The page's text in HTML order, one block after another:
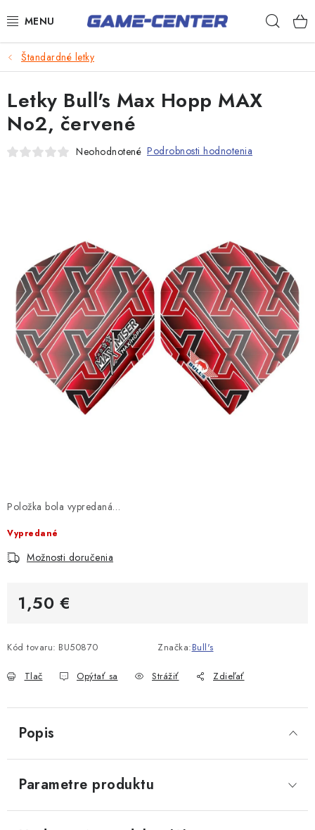
na
Šípky
Poker
Stolný futbal
Kontakty
Štandardné letky
Položka bola vypredaná…
Vypredané
Možnosti doručenia
1,50 €
Kód tovaru: BU50870 Značka:Bull's
Tlač Opýtať sa Strážiť Zdieľať
Letky Bull's Max Hopp MAX
No2, červené
Neohodnotené Podrobnosti hodnotenia
Popis
Parametre produktu